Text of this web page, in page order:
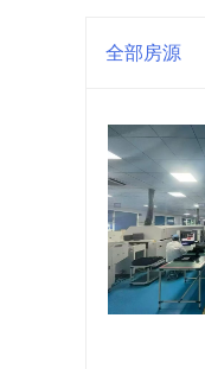
全部房源